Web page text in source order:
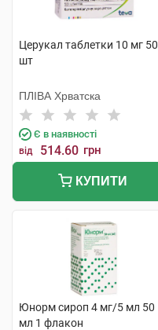
Церукал таблетки 10 мг 50
шт
ПЛІВА Хрватска
Є в наявності
від 514.60 грн
КУПИТИ
Юнорм сироп 4 мг/5 мл 50
мл 1 флакон